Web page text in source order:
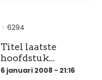
6294
Titel laatste
hoofdstuk...
6 januari 2008 - 21:16